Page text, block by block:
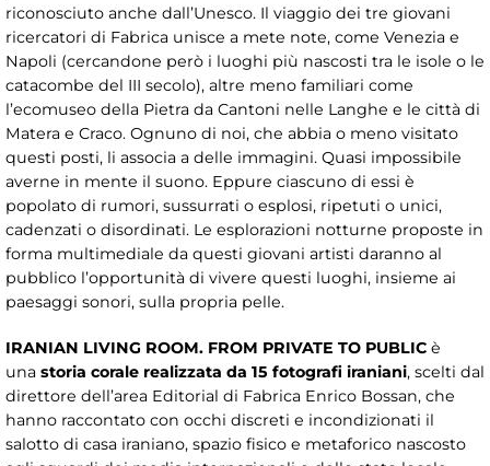
riconosciuto anche dall’Unesco. Il viaggio dei tre giovani
ricercatori di Fabrica unisce a mete note, come Venezia e
Napoli (cercandone però i luoghi più nascosti tra le isole o le
catacombe del III secolo), altre meno familiari come
l’ecomuseo della Pietra da Cantoni nelle Langhe e le città di
Matera e Craco. Ognuno di noi, che abbia o meno visitato
questi posti, li associa a delle immagini. Quasi impossibile
averne in mente il suono. Eppure ciascuno di essi è
popolato di rumori, sussurrati o esplosi, ripetuti o unici,
cadenzati o disordinati. Le esplorazioni notturne proposte in
forma multimediale da questi giovani artisti daranno al
pubblico l’opportunità di vivere questi luoghi, insieme ai
paesaggi sonori, sulla propria pelle.
IRANIAN LIVING ROOM. FROM PRIVATE TO PUBLIC è
una storia corale realizzata da 15 fotografi iraniani, scelti dal
direttore dell’area Editorial di Fabrica Enrico Bossan, che
hanno raccontato con occhi discreti e incondizionati il
salotto di casa iraniano, spazio fisico e metaforico nascosto